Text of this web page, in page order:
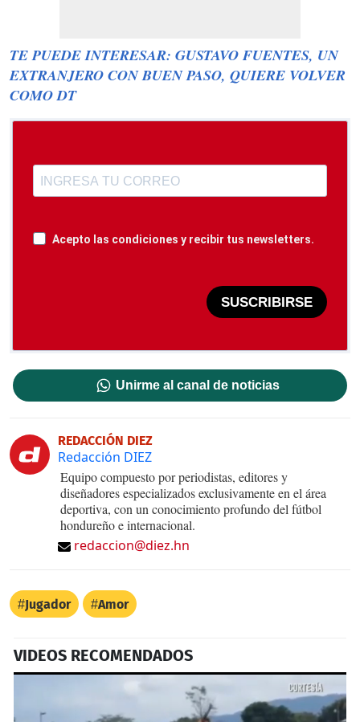
TE PUEDE INTERESAR: GUSTAVO FUENTES, UN
EXTRANJERO CON BUEN PASO, QUIERE VOLVER
COMO DT
Acepto las condiciones y recibir tus newsletters.
SUSCRIBIRSE
Unirme al canal de noticias
REDACCIÓN DIEZ
Redacción DIEZ
Equipo compuesto por periodistas, editores y
diseñadores especializados exclusivamente en el área
deportiva, con un conocimiento profundo del fútbol
hondureño e internacional.
redaccion@diez.hn
Jugador Amor
VIDEOS RECOMENDADOS